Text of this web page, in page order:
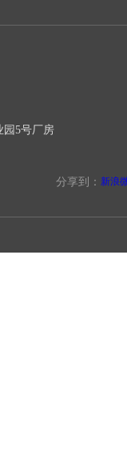
园5号厂房
分享到： 新浪